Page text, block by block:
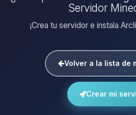
Servidor
¡Crea tu servidor e instala
Volver a la lista de
Crear mi